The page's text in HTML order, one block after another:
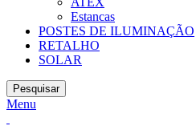
Estancas
POSTES DE ILUMINAÇÃO
RETALHO
SOLAR
Pesquisar
Menu